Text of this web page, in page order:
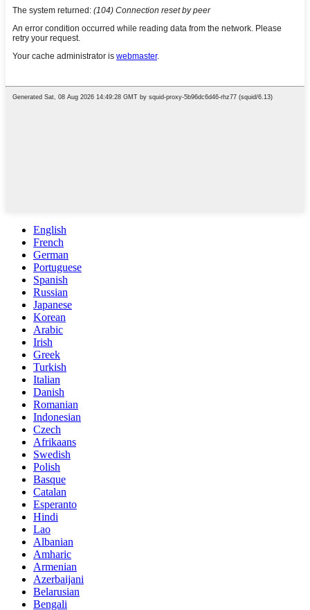
English
French
German
Portuguese
Spanish
Russian
Japanese
Korean
Arabic
Irish
Greek
Turkish
Italian
Danish
Romanian
Indonesian
Czech
Afrikaans
Swedish
Polish
Basque
Catalan
Esperanto
Hindi
Lao
Albanian
Amharic
Armenian
Azerbaijani
Belarusian
Bengali